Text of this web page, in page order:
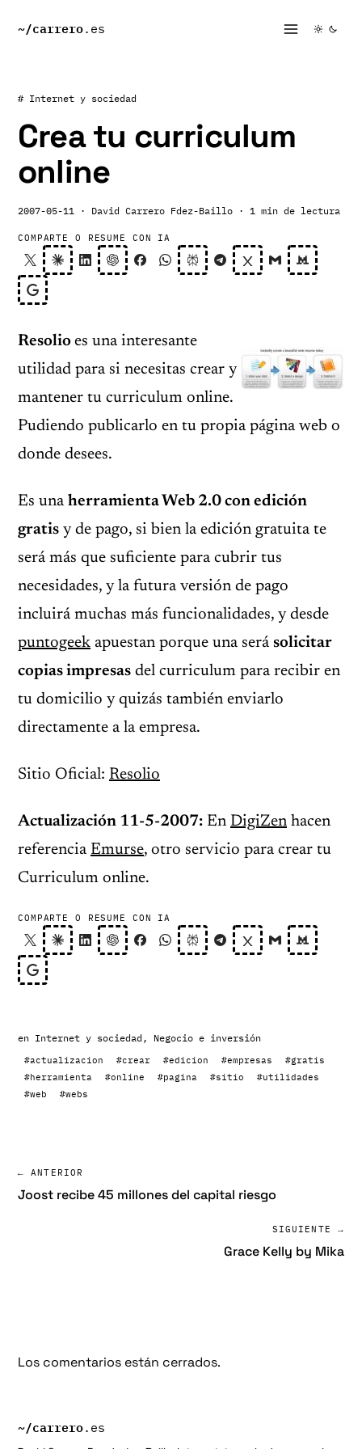
~/carrero.es
# Internet y sociedad
Crea tu curriculum
online
2007-05-11 · David Carrero Fdez-Baillo · 1 min de lectura
COMPARTE O RESUME CON IA
Resolio es una interesante
utilidad para si necesitas crear y
mantener tu curriculum online.
Pudiendo publicarlo en tu propia página web o
donde desees.
Es una herramienta Web 2.0 con edición
gratis y de pago, si bien la edición gratuita te
será más que suficiente para cubrir tus
necesidades, y la futura versión de pago
incluirá muchas más funcionalidades, y desde
puntogeek apuestan porque una será solicitar
copias impresas del curriculum para recibir en
tu domicilio y quizás también enviarlo
directamente a la empresa.
Sitio Oficial: Resolio
Actualización 11-5-2007: En DigiZenhacen
referencia Emurse, otro servicio para crear tu
Curriculum online.
COMPARTE O RESUME CON IA
en Internet y sociedad , Negocio e inversión
#actualizacion #crear #edicion #empresas
#gratis
#herramienta
#online #pagina #sitio
#utilidades
#web
#webs
← ANTERIOR
Joost recibe 45 millones del capital riesgo
SIGUIENTE →
Grace Kelly by Mika
Los comentarios están cerrados.
~/carrero.es